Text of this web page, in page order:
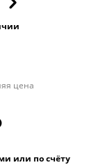
цена
или по счёту